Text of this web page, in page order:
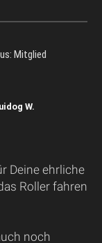
Mitglied
W.
Deine ehrliche
Roller fahren
noch